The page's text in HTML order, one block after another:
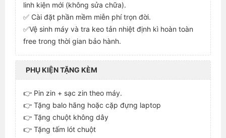
linh kiện mới (không sửa chữa).
✅ Cài đặt phần mềm miễn phí trọn đời.
✅Vệ sinh máy và tra keo tản nhiệt định kì hoàn toàn
free trong thời gian bảo hành.
PHỤ KIỆN TẶNG KÈM
👉 Pin zin + sạc zin theo máy.
👉 Tặng balo hãng hoặc cặp đựng laptop
👉 Tặng chuột không dây
👉 Tặng tấm lót chuột